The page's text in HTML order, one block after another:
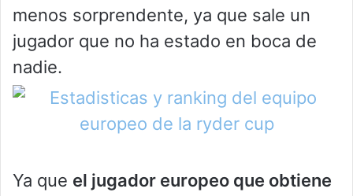
menos sorprendente, ya que sale un
jugador que no ha estado en boca de
nadie.
Ya que el jugador europeo que obtiene